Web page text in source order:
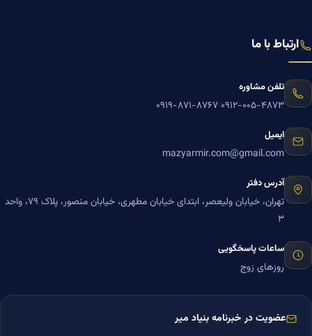
ارتباط با ما
تلفن مشاوره
۰۹۱۲-۰۰۵-۴۸۷۳ ۰۹۱۹-۸۷۱-۸۷۶۷
ایمیل
mazyarmir.com@gmail.com
آدرس دفتر
تهران، خیابان ولیعصر، ابتدای خیابان مطهری، خیابان منصور، پلاک ۷۹، واحد
۳
ساعات پاسخگویی
روزهای زوج
عضویت در خبرنامه بنیاد میر